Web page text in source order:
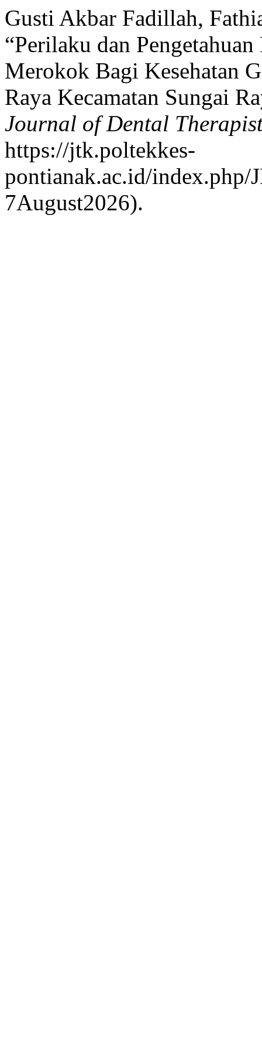
Gusti Akbar Fadillah,
“Perilaku dan
Merokok Bagi Kesehatan
Raya Kecamatan Sungai
Journal of Dental
https://jtk.poltekkes-
pontianak.ac.id/index.php/
7August2026).